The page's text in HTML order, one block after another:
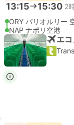
13:15 15:30 2
ORY パリオルリー
NAP ナポリ空港
エ